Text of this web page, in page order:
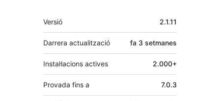
Meta
Versió 2.1.11
Darrera actualització fa 3 setmanes
Instal·lacions actives 2.000+
Provada fins a 7.0.3